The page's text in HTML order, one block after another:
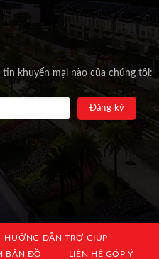
khuyến mại nào của chúng tôi:
HƯỚNG DẪN TRỢ GIÚP
BẢN ĐỒ LIÊN HỆ GÓP Ý